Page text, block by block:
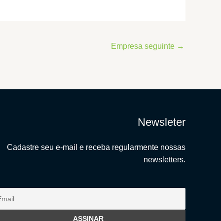
Empresa seguinte →
Newsleter
Cadastre seu e-mail e receba regularmente nossas
newsletters.